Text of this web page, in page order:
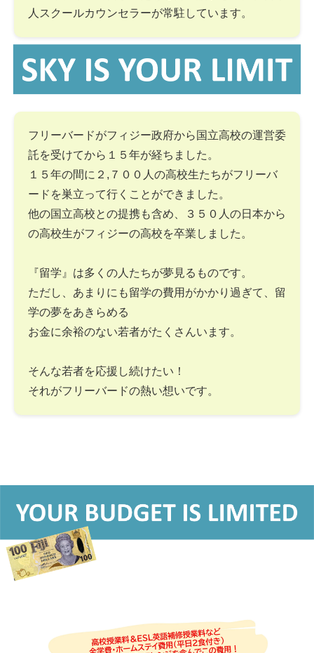
人スクールカウンセラーが常駐しています。
フリーバードがフィジー政府から国立高校の運営委
託を受けてから１５年が経ちました。
１５年の間に２,７００人の高校生たちがフリーバ
ードを巣立って行くことができました。
他の国立高校との提携も含め、３５０人の日本から
の高校生がフィジーの高校を卒業しました。
『留学』は多くの人たちが夢見るものです。
ただし、あまりにも留学の費用がかかり過ぎて、留
学の夢をあきらめる
お金に余裕のない若者がたくさんいます。
そんな若者を応援し続けたい！
それがフリーバードの熱い想いです。